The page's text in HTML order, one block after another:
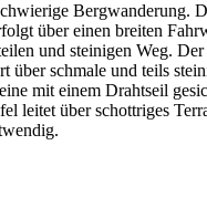
Bergwanderung.
über einen breiten
und steinigen Weg.
über schmale und teils
mit einem Drahtseil
leitet über schottriges